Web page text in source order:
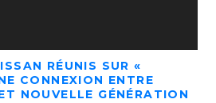
RÉUNIS SUR «
CONNEXION ENTRE
NOUVELLE GÉNÉRATION